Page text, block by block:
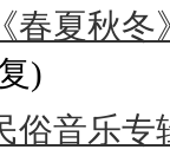
春夏秋
)
俗音乐